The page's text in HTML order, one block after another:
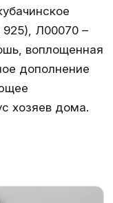
Л00070 –
воплощенная
дополнение
хозяев дома.